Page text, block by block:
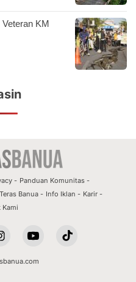
KM
Panduan Komunitas
Banua Info Iklan
Karir
Kami